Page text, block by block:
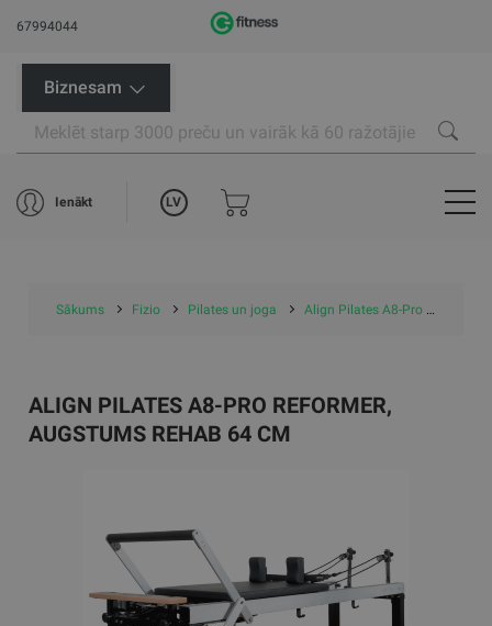
67994044
Biznesam
Ienākt LV
Sākums Fizio Pilates un joga Align Pilates A8-Pro Reformer, augstums rehab 64 cm
ALIGN PILATES A8-PRO REFORMER,
AUGSTUMS REHAB 64 CM